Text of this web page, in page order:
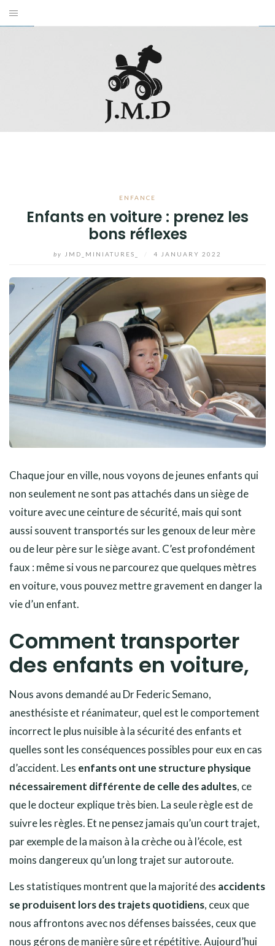
Skip
to
ENFANCE
Enfants en voiture : prenez les
bons réflexes
by JMD_MINIATURES_ 4 JANUARY 2022
Chaque jour en ville, nous voyons de jeunes enfants qui
non seulement ne sont pas attachés dans un siège de
voiture avec une ceinture de sécurité, mais qui sont
aussi souvent transportés sur les genoux de leur mère
ou de leur père sur le siège avant. C’est profondément
faux : même si vous ne parcourez que quelques mètres
en voiture, vous pouvez mettre gravement en danger la
vie d’un enfant.
Comment transporter
des enfants en voiture,
Nous avons demandé au Dr Federic Semano,
anesthésiste et réanimateur, quel est le comportement
incorrect le plus nuisible à la sécurité des enfants et
quelles sont les conséquences possibles pour eux en cas
d’accident. Les enfants ont une structure physique
nécessairement différente de celle des adultes, ce
que le docteur explique très bien. La seule règle est de
suivre les règles. Et ne pensez jamais qu’un court trajet,
par exemple de la maison à la crèche ou à l’école, est
moins dangereux qu’un long trajet sur autoroute.
Les statistiques montrent que la majorité des accidents
se produisent lors des trajets quotidiens, ceux que
nous affrontons avec nos défenses baissées, ceux que
nous gérons de manière sûre et répétitive. Aujourd’hui
ENFANCE